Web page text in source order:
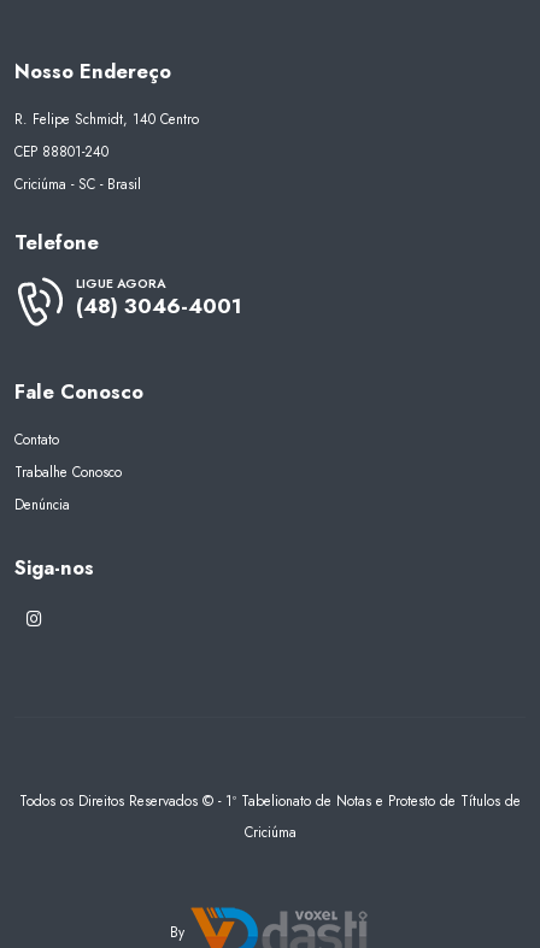
Nosso Endereço
R. Felipe Schmidt, 140 Centro
CEP 88801-240
Criciúma - SC - Brasil
Telefone
LIGUE AGORA
(48) 3046-4001
Fale Conosco
Contato
Trabalhe Conosco
Denúncia
Siga-nos
Todos os Direitos Reservados © - 1º Tabelionato de Notas e Protesto de Títulos de
Criciúma
By